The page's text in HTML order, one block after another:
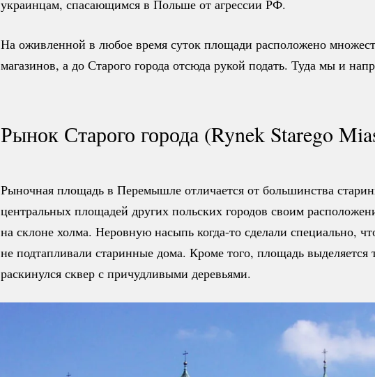
украинцам, спасающимся в Польше от агрессии РФ.
На оживленной в любое время суток площади расположено
магазинов, а до Старого города отсюда рукой подать. Туда мы и
Рынок Старого города (Rynek Starego
Рыночная площадь в Перемышле отличается от большинства
центральных площадей других польских городов своим
на склоне холма. Неровную насыпь когда-то сделали специально,
не подтапливали старинные дома. Кроме того, площадь выделяется
раскинулся сквер с причудливыми деревьями.